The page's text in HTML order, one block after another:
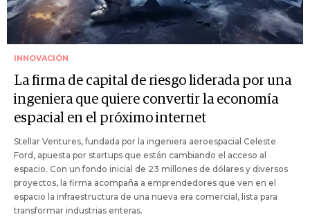
INNOVACIÓN
La firma de capital de riesgo liderada por una
ingeniera que quiere convertir la economía
espacial en el próximo internet
Stellar Ventures, fundada por la ingeniera aeroespacial Celeste
Ford, apuesta por startups que están cambiando el acceso al
espacio. Con un fondo inicial de 23 millones de dólares y diversos
proyectos, la firma acompaña a emprendedores que ven en el
espacio la infraestructura de una nueva era comercial, lista para
transformar industrias enteras.